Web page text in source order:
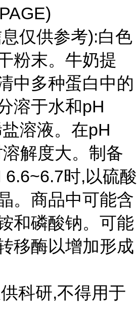
仅供参考):白色
粉末。牛奶提
中多种蛋白中的
溶于水和pH
溶液。在pH
解度大。制备
6.6~6.7时,以硫酸
。商品中可能含
和磷酸钠。可能
移酶以增加形成
科研,不得用于